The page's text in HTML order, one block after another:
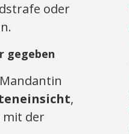
oder
gegeben
,
mit der